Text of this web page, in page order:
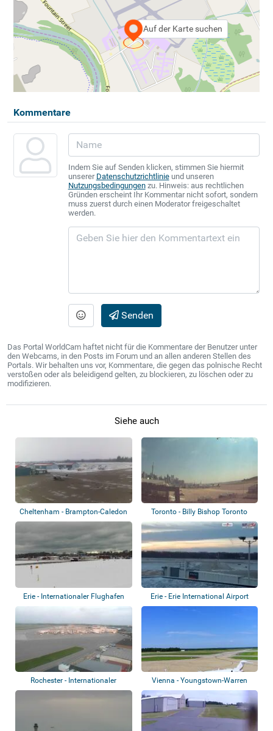
Auf der Karte suchen
Kommentare
Indem Sie auf Senden klicken, stimmen Sie hiermit
unserer Datenschutzrichtlinieund unseren
Nutzungsbedingungenzu. Hinweis: aus rechtlichen
Gründen erscheint Ihr Kommentar nicht sofort, sondern
muss zuerst durch einen Moderator freigeschaltet
werden.
Senden
Das Portal WorldCam haftet nicht für die Kommentare der Benutzer unter
den Webcams, in den Posts im Forum und an allen anderen Stellen des
Portals. Wir behalten uns vor, Kommentare, die gegen das polnische Recht
verstoßen oder als beleidigend gelten, zu blockieren, zu löschen oder zu
modifizieren.
Siehe auch
Cheltenham - Brampton-Caledon
Airport
Toronto - Billy Bishop Toronto
City Airp...
Erie - Internationaler Flughafen
Erie - Erie International Airport
Rochester - Internationaler
Flughafen Gr...
Vienna - Youngstown-Warren
Regional Airp...